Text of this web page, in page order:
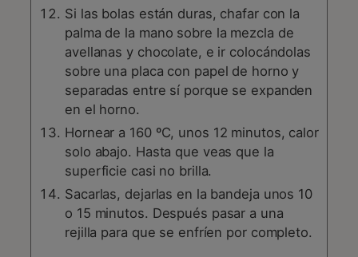
Si las bolas están duras, chafar con la
palma de la mano sobre la mezcla de
avellanas y chocolate, e ir colocándolas
sobre una placa con papel de horno y
separadas entre sí porque se expanden
en el horno.
Hornear a 160 ºC, unos 12 minutos, calor
solo abajo. Hasta que veas que la
superficie casi no brilla.
Sacarlas, dejarlas en la bandeja unos 10
o 15 minutos. Después pasar a una
rejilla para que se enfríen por completo.